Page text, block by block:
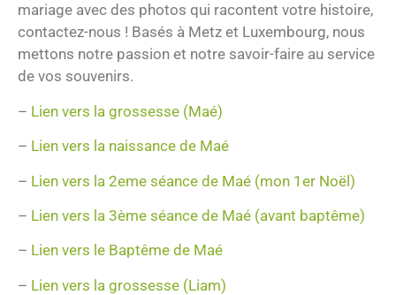
mariage avec des photos qui racontent votre histoire,
contactez-nous ! Basés à Metz et Luxembourg, nous
mettons notre passion et notre savoir-faire au service
de vos souvenirs.
– Lien vers la grossesse (Maé)
– Lien vers la naissance de Maé
– Lien vers la 2eme séance de Maé (mon 1er Noël)
– Lien vers la 3ème séance de Maé (avant baptême)
– Lien vers le Baptême de Maé
– Lien vers la grossesse (Liam)